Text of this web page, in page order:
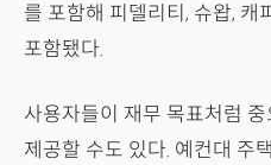
를 포함해 피델리티, 슈왑, 캐
포함됐다.
사용자들이 재무 목표처럼
제공할 수도 있다. 예컨대 주